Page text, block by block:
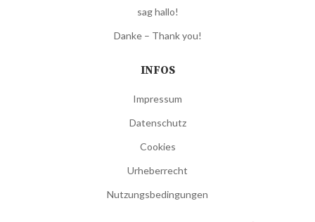
sag hallo!
Danke – Thank you!
INFOS
Impressum
Datenschutz
Cookies
Urheberrecht
Nutzungsbedingungen